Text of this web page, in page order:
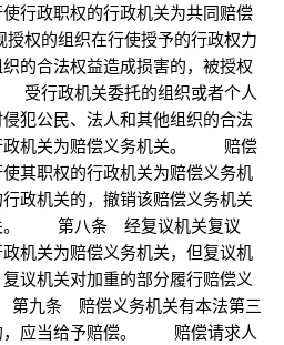
行政职权的行政机关为共同赔偿
的组织在行使授予的行政权力
的合法权益造成损害的，被授权
行政机关委托的组织或者个人
犯公民、法人和其他组织的合法
政机关为赔偿义务机关。 赔偿
其职权的行政机关为赔偿义务机
政机关的，撤销该赔偿义务机关
。 第八条 经复议机关复议
机关为赔偿义务机关，但复议机
议机关对加重的部分履行赔偿义
九条 赔偿义务机关有本法第三
，应当给予赔偿。 赔偿请求人